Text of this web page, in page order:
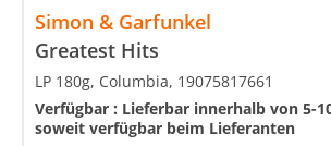
Simon & Garfunkel
Greatest Hits
LP 180g, Columbia, 19075817661
Verfügbar : Lieferbar innerhalb von 5-
soweit verfügbar beim Lieferanten